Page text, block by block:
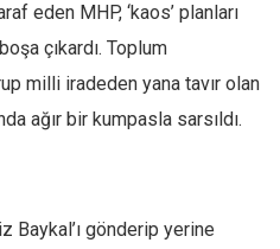
eden MHP, ‘kaos’ planları
çıkardı. Toplum
milli iradeden yana tavır olan
ağır bir kumpasla sarsıldı.
Baykal’ı gönderip yerine